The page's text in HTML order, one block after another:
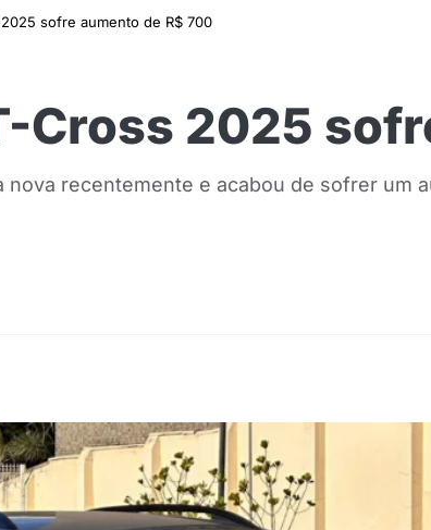
sofre aumento de R$ 700
Cross 2025
nova recentemente e acabou de sofrer um